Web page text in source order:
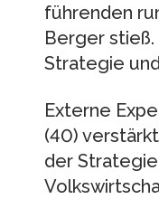
führenden
Berger
Strategie
Externe
(40)
der